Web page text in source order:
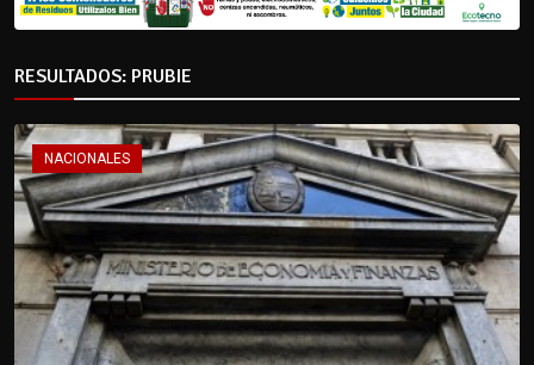
RESULTADOS: PRUBIE
NACIONALES